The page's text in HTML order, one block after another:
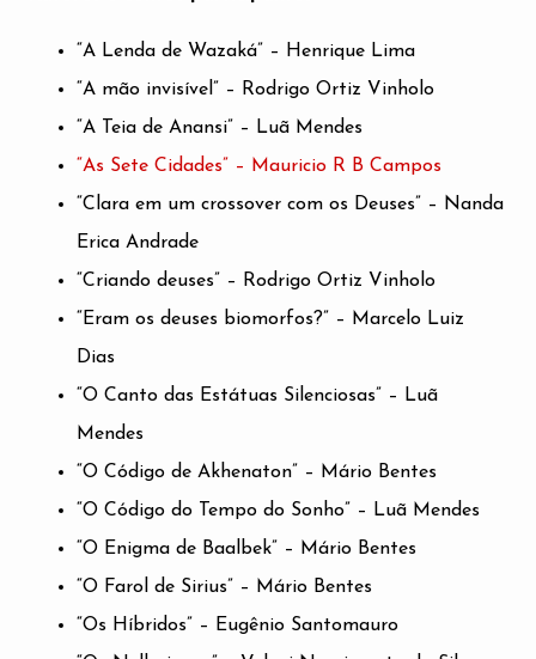
“A Lenda de Wazaká” – Henrique Lima
“A mão invisível” – Rodrigo Ortiz Vinholo
“A Teia de Anansi” – Luã Mendes
“As Sete Cidades” – Mauricio R B Campos
“Clara em um crossover com os Deuses” – Nanda
Erica Andrade
“Criando deuses” – Rodrigo Ortiz Vinholo
“Eram os deuses biomorfos?” – Marcelo Luiz
Dias
“O Canto das Estátuas Silenciosas” – Luã
Mendes
“O Código de Akhenaton” – Mário Bentes
“O Código do Tempo do Sonho” – Luã Mendes
“O Enigma de Baalbek” – Mário Bentes
“O Farol de Sirius” – Mário Bentes
“Os Híbridos” – Eugênio Santomauro